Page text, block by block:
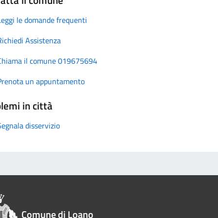
le domande frequenti
Assistenza
il comune 019675694
un appuntamento
in città
disservizio
Comune di Loano